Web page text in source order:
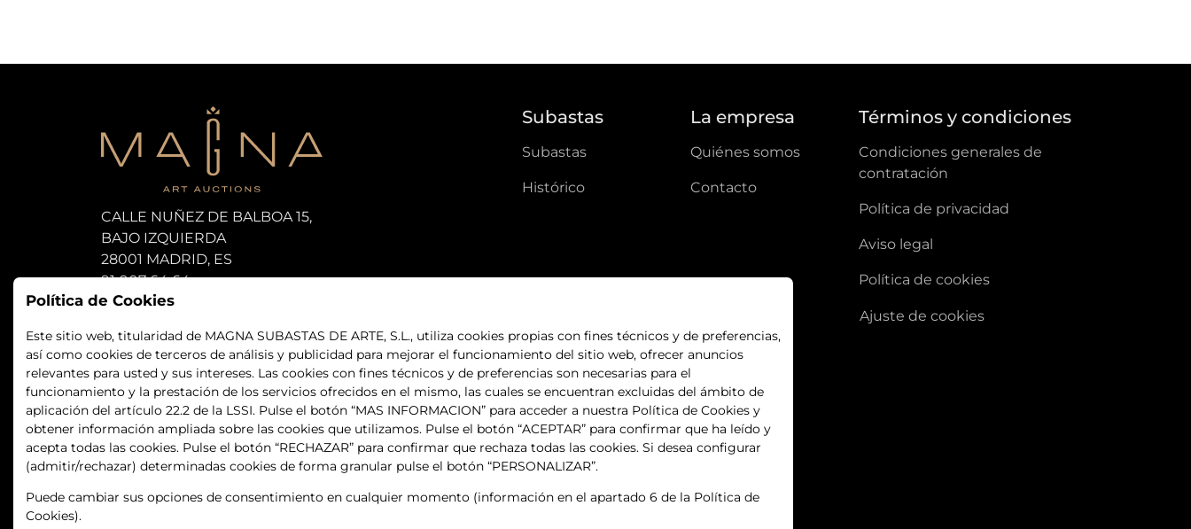
CALLE NUÑEZ DE BALBOA 15,
BAJO IZQUIERDA
28001 MADRID, ES
91 007 64 64
subastas@magna-art.com
Subastas
subastas
histórico
La empresa
quiénes somos
contacto
Términos y condiciones
condiciones generales de
contratación
política de privacidad
aviso legal
política de cookies
ajuste de cookies
Política de Cookies
Este sitio web, titularidad de MAGNA SUBASTAS DE ARTE, S.L., utiliza cookies propias con fines técnicos y de preferencias,
así como cookies de terceros de análisis y publicidad para mejorar el funcionamiento del sitio web, ofrecer anuncios
relevantes para usted y sus intereses. Las cookies con fines técnicos y de preferencias son necesarias para el
funcionamiento y la prestación de los servicios ofrecidos en el mismo, las cuales se encuentran excluidas del ámbito de
aplicación del artículo 22.2 de la LSSI. Pulse el botón “MAS INFORMACION” para acceder a nuestra Política de Cookies y
obtener información ampliada sobre las cookies que utilizamos. Pulse el botón “ACEPTAR” para confirmar que ha leído y
acepta todas las cookies. Pulse el botón “RECHAZAR” para confirmar que rechaza todas las cookies. Si desea configurar
(admitir/rechazar) determinadas cookies de forma granular pulse el botón “PERSONALIZAR”.
Puede cambiar sus opciones de consentimiento en cualquier momento (información en el apartado 6 de la Política de
Cookies).